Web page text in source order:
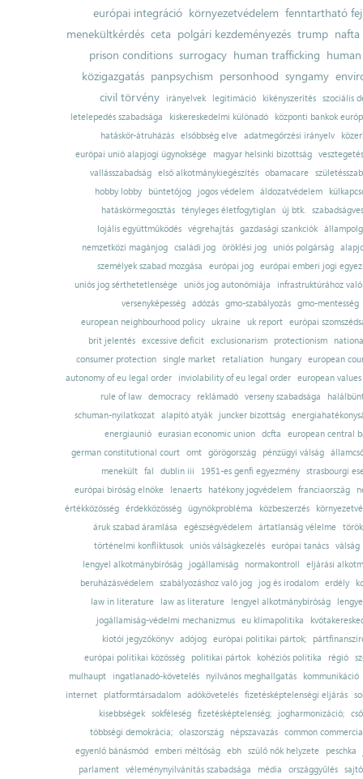
európai integráció környezetvédelem fenntartható
menekültkérdés ceta polgári kezdeményezés trump nafta
prison conditions surrogacy human trafficking
közigazgatás panpsychism personhood syngamy
civil törvény
irányelvek legitimáció kikényszerítés szociális
letelepedés szabadsága
kiskereskedelmi különadó
központi bankok
hatáskör-átruházás
elsőbbség elve adatmegőrzési irányelv
európai unió alapjogi ügynoksége
magyar helsinki bizottság
vesztegetés
vallásszabadság
első alkotmánykiegészítés obamacare
hobby lobby
büntetőjog jogos védelem áldozatvédelem
hatáskörmegosztás tényleges életfogytiglan új btk.
lojális együttműködés
végrehajtás gazdasági szankciók
nemzetközi magánjog
családi jog öröklési jog uniós polgárság
személyek szabad mozgása
európai jog európai emberi jogi
uniós jog sérthetetlensége uniós jog autonómiája
infrastruktúrához
versenyképesség adózás gmo-szabályozás gmo-mentesség
european neighbourhood policy
ukraine uk report
európai
brit jelentés excessive deficit exclusionarism protectionism
consumer protection
single market retaliation hungary
european
autonomy of eu legal order
inviolability of eu legal order
european values
rule of law
democracy reklámadó verseny szabadsága
schuman-nyilatkozat alapító atyák juncker bizottság
energiaunió eurasian economic union dcfta
european central
german constitutional court
omt görögország pénzügyi válság
menekült
fal dublin iii 1951-es genfi egyezmény
strasbourgi
európai bíróság elnöke
lenaerts hatékony jogvédelem franciaország
értékközösség
érdekközösség ügynökprobléma közbeszerzés
áruk szabad áramlása
egészségvédelem ártatlanság vélelme
történelmi konfliktusok uniós válságkezelés európai tanács válság
lengyel alkotmánybíróság
jogállamiság normakontroll
eljárási
beruházásvédelem
szabályozáshoz való jog jog és irodalom erdély
law in literature
law as literature lengyel alkotmánybíróság
jogállamiság-védelmi mechanizmus
eu klímapolitika
kiotói jegyzőkönyv adójog európai politikai pártok;
európai politikai közösség
politikai pártok kohéziós politika régió
mulhaupt
ingatlanadó-követelés nyilvános meghallgatás
kommunikáció
internet
platformtársadalom adókövetelés fizetésképtelenségi eljárás
kisebbségek sokféleség fizetésképtelenség; jogharmonizáció;
többségi demokrácia; olaszország népszavazás common
egyenlő bánásmód emberi méltóság ebh szülő nők helyzete
peschka
parlament
véleménynyilvánítás szabadsága média országgyűlés